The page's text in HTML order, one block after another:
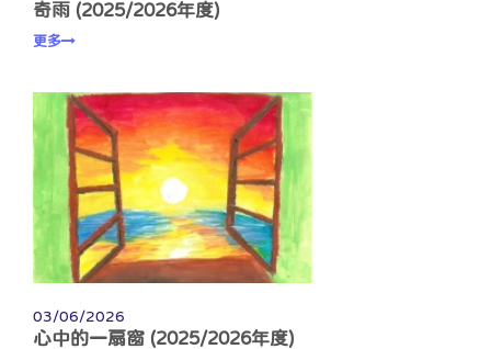
奇雨 (2025/2026年度)
更多
03/06/2026
心中的一扇窗 (2025/2026年度)